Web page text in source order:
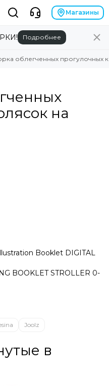
Магазины
Подробнее
облегченных прогулочных
на
Booklet DIGITAL
BOOKLET STROLLER 0-
Joolz
в